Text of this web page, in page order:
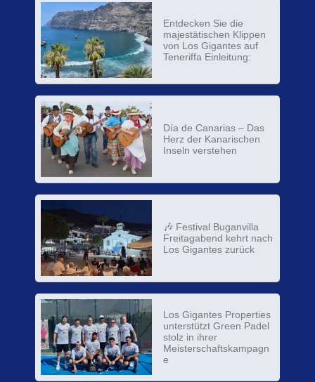
Entdecken Sie die
majestätischen Klippen
von Los Gigantes auf
Teneriffa Einleitung:
Día de Canarias – Das
Herz der Kanarischen
Inseln verstehen
🎶 Festival Buganvilla
Freitagabend kehrt nach
Los Gigantes zurück
Los Gigantes Properties
unterstützt Green Padel
stolz in ihrer
Meisterschaftskampagn
e